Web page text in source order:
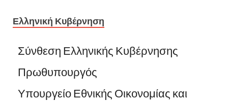
Ελληνική Κυβέρνηση
Σύνθεση Ελληνικής Κυβέρνησης
Πρωθυπουργός
Υπουργείο Εθνικής Οικονομίας και